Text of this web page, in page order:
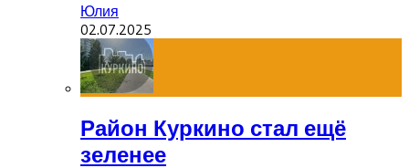
Юлия
02.07.2025
Район Куркино стал ещё
зеленее